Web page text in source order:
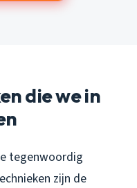
die we in
tegenwoordig
zijn de